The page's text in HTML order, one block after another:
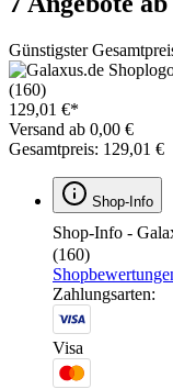
Günstigster
(160)
129,01 €*
Versand ab 0,00 €
Gesamtpreis: 129,01 €
Shop-Info
Shop-Info -
(160)
Zahlungsarten:
Visa